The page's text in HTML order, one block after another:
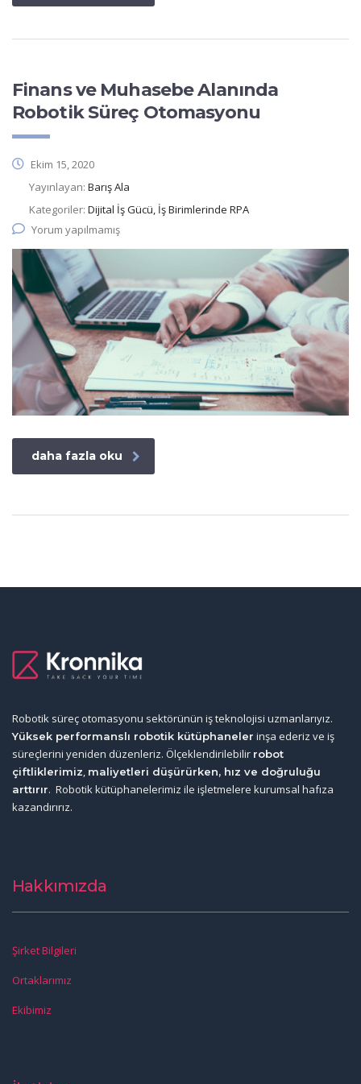
Finans ve Muhasebe Alanında
Robotik Süreç Otomasyonu
Ekim 15, 2020
Yayınlayan: Barış Ala
Kategoriler: Dijital İş Gücü, İş Birimlerinde RPA
Yorum yapılmamış
daha fazla oku
Robotik süreç otomasyonu sektörünün iş teknolojisi uzmanlarıyız.
Yüksek performanslı robotik kütüphaneler inşa ederiz ve iş
süreçlerini yeniden düzenleriz. Ölçeklendirilebilir robot
çiftliklerimiz, maliyetleri düşürürken, hız ve doğruluğu
arttırır. Robotik kütüphanelerimiz ile işletmelere kurumsal hafıza
kazandırırız.
Hakkımızda
Şirket Bilgileri
Ortaklarımız
Ekibimiz